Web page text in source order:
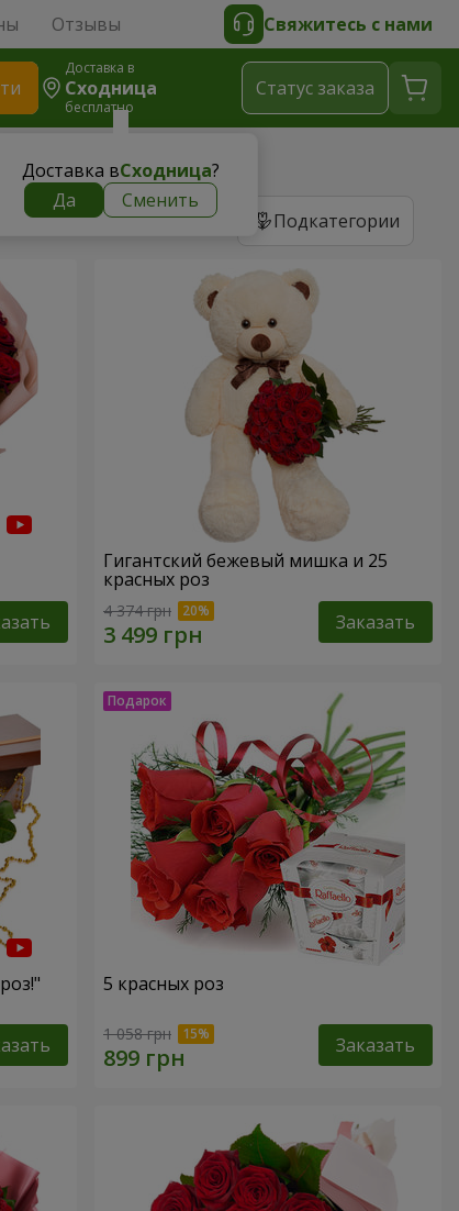
Отзывы Свяжитесь с нами
Доставка в
Сходница
бесплатно
Доставка вСходница?
Да
Сменить
Cтатус заказа
Подкатегории
Гигантский бежевый мишка и 25
красных роз
4 374 грн Заказать
5 красных роз
1 058 грн Заказать